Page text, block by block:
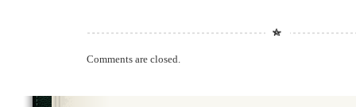
Comments are closed.